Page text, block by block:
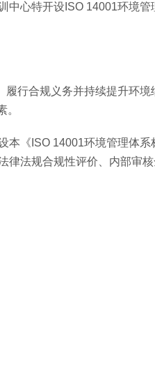
中心特开设ISO 14001环境管
行合规义务并持续提升环境
《ISO 14001环境管理体系
律法规合规性评价、内部审